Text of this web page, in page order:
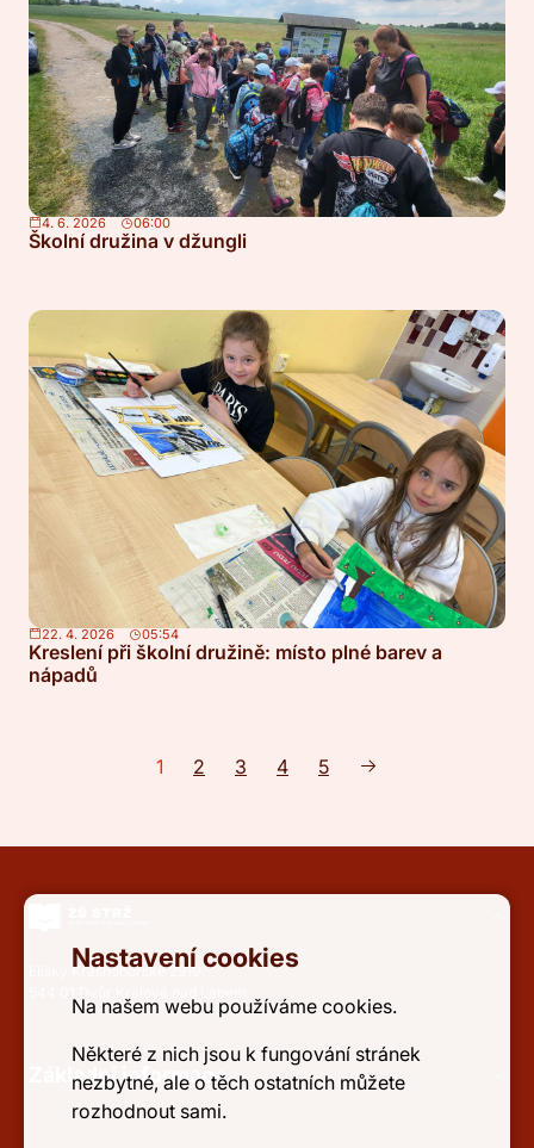
4. 6. 2026 06:00
Školní družina v džungli
22. 4. 2026 05:54
Kreslení při školní družině: místo plné barev a
nápadů
1 2 3 4 5
Elišky Krásnohorské 2919
Základní informace
Nastavení cookies
Na našem webu používáme cookies.
Některé z nich jsou k fungování stránek
nezbytné, ale o těch ostatních můžete
rozhodnout sami.